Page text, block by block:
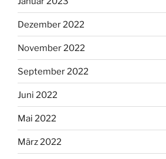
Dezember 2022
November 2022
September 2022
Juni 2022
Mai 2022
März 2022